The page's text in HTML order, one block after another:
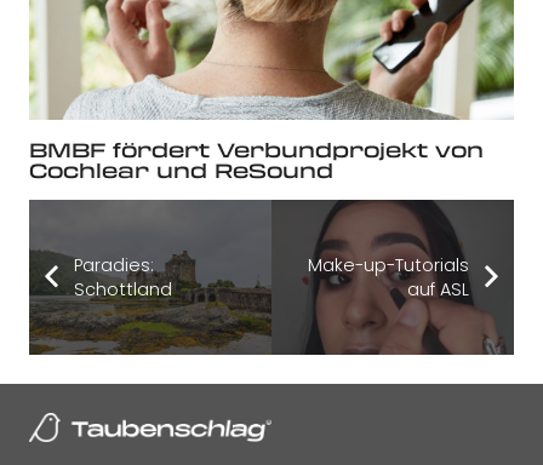
BMBF fördert Verbundprojekt von
Cochlear und ReSound
Paradies:
Schottland
Make-up-Tutorials
auf ASL